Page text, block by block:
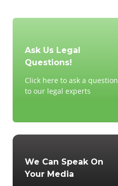
Ask Us Legal
Questions!
Click here to ask a question
to our legal experts
We Can Speak On
Your Media